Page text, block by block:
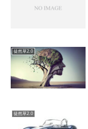
徒然草2.0
徒然草2.0